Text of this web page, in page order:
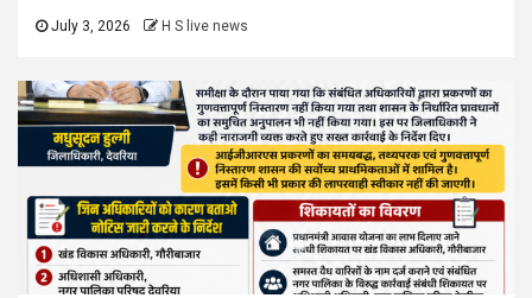
July 3, 2026 H S live news